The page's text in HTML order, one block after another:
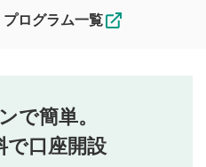
す。（お名前とコメント
項に同意されたものとみなし
は利用者と第三者間のトラ
して一切の責任を負いませ
ログラム一覧
で簡単。
で口座開設